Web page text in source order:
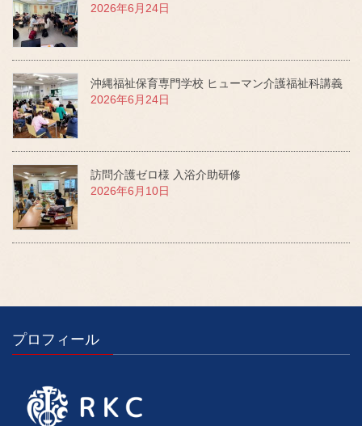
2026年6月24日
沖縄福祉保育専門学校 ヒューマン介護福祉科講義
2026年6月24日
訪問介護ゼロ様 入浴介助研修
2026年6月10日
プロフィール